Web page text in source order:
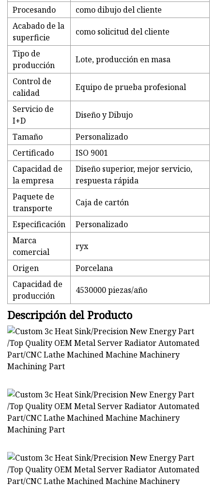
Procesando
como dibujo del cliente
Acabado de la
superficie
como solicitud del cliente
Tipo de
producción
Lote, producción en masa
Control de
calidad
Equipo de prueba profesional
Servicio de
I+D
Diseño y Dibujo
Tamaño
Personalizado
Certificado
ISO 9001
Capacidad de
la empresa
Diseño superior, mejor servicio,
respuesta rápida
Paquete de
transporte
Caja de cartón
Especificación
Personalizado
Marca
comercial
ryx
Origen
Porcelana
Capacidad de
producción
4530000 piezas/año
Descripción del Producto